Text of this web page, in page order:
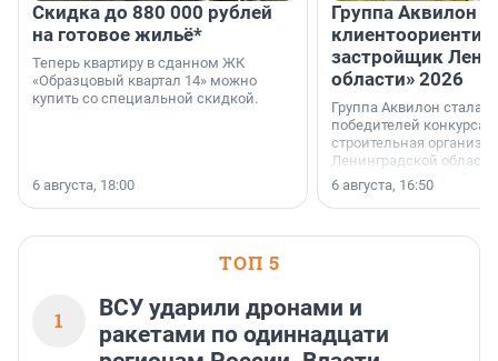
Скидка до 880 000 рублей
на готовое жильё*
Теперь квартиру в сданном ЖК
«Образцовый квартал 14» можно
купить со специальной скидкой.
6 августа, 18:00
Группа Аквилон
застройщик
области» 2026
Группа Аквилон стала
победителей конкурса
строительная
Ленинградской области
номинации «Самый
застройщик
области».
6 августа, 16:50
ТОП 5
1
ВСУ ударили дронами и
ракетами по одиннадцати